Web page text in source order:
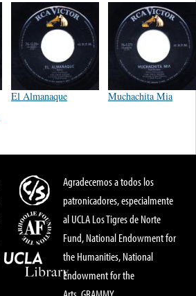
El Almanaque
Muchachita Mia
Agradecemos a todos los
patronicadores, especialmente
al UCLA Los Tigres de Norte
Fund, National Endowment for
the Humanities, National
Endowment for the